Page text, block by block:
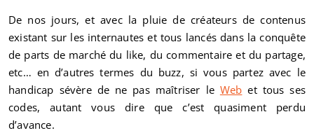
De nos jours, et avec la pluie de créateurs de contenus
existant sur les internautes et tous lancés dans la conquête
de parts de marché du like, du commentaire et du partage,
etc… en d’autres termes du buzz, si vous partez avec le
handicap sévère de ne pas maîtriser le Web et tous ses
codes, autant vous dire que c’est quasiment perdu
d’avance.